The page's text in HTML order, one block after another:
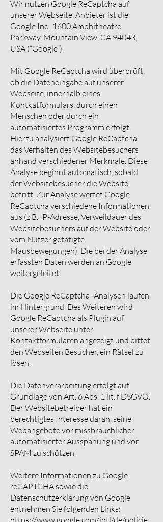
Wir nutzen Google ReCaptcha auf
unserer Webseite. Anbieter ist die
Google Inc., 1600 Amphitheatre
Parkway, Mountain View, CA 94043,
USA (“Google”).
Mit Google ReCaptcha wird überprüft,
ob die Dateneingabe auf unserer
Webseite, innerhalb eines
Kontkatformulars, durch einen
Menschen oder durch ein
automatisiertes Programm erfolgt.
Hierzu analysiert Google ReCaptcha
das Verhalten des Websitebesuchers
anhand verschiedener Merkmale. Diese
Analyse beginnt automatisch, sobald
der Websitebesucher die Website
betritt. Zur Analyse wertet Google
ReCaptcha verschiedene Informationen
aus (z.B. IP-Adresse, Verweildauer des
Websitebesuchers auf der Website oder
vom Nutzer getätigte
Mausbewegungen). Die bei der Analyse
erfassten Daten werden an Google
weitergeleitet.
Die Google ReCaptcha ‑Analysen laufen
im Hintergrund. Des Weiteren wird
Google ReCaptcha als Plugin auf
unserer Webseite unter
Kontaktformularen angezeigt und bittet
den Webseiten Besucher, ein Rätsel zu
lösen.
Die Datenverarbeitung erfolgt auf
Grundlage von Art. 6 Abs. 1 lit. f DSGVO.
Der Websitebetreiber hat ein
berechtigtes Interesse daran, seine
Webangebote vor missbräuchlicher
automatisierter Ausspähung und vor
SPAM zu schützen.
Weitere Informationen zu Google
reCAPTCHA sowie die
Datenschutzerklärung von Google
entnehmen Sie folgenden Links: